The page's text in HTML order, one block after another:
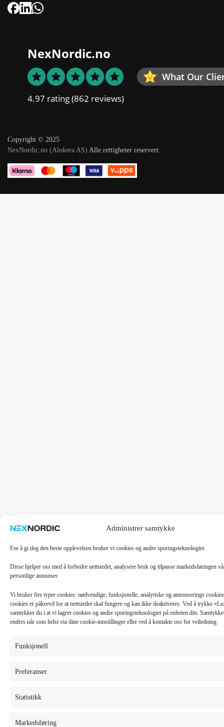
Administrer samtykke
For å gi deg den beste opplevelsen bruker vi cookies og andre sporingsteknologier.
Disse hjelper oss med å forbedre nettstedet, analysere bruk og tilpasse markedsføringen
personlige annonser.
Vi bruker fire typer cookies: nødvendige, funksjonelle, analytiske og annonserings
cookies er påkrevd for at nettstedet skal fungere og kan ikke deaktiveres. Ved å trykke
samtykker du i at vi lagrer cookies og andre sporingsteknologier på enheten din.
endres når som helst via dine cookie-innstillinger eller ved å kontakte oss for veiledning.
Funksjonell
Preferanser
Statistikk
Markedsføring
NexNordic.no
What Our
4.97 rating(862 reviews)
Copyright © 2025
NexNordic.no (Alokera AS) Alle rettigheter reservert.